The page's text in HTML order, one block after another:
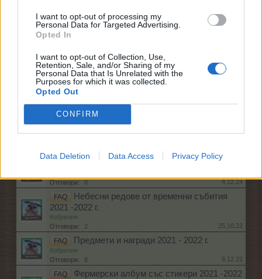
I want to opt-out of processing my
Personal Data for Targeted Advertising.
Opted In
I want to opt-out of Collection, Use,
Retention, Sale, and/or Sharing of my
Personal Data that Is Unrelated with the
Purposes for which it was collected.
Opted Out
CONFIRM
Data Deletion Data Access Privacy Policy
Кобрелия
Отговори:
2
Отговори:
0
FAQ
Фермерски албум със стикери 2023 -
2024 г.
Кобрелия
Отговори:
4 9.10.24
FAQ
Небесни редове от временни събития
Предмети и награди 2023 - 2024 г.
Отговори:
8 4.12.24
FAQ
Небесни редове от временни събития
2021 -2022 г.
Кобрелия
Отговори:
2 25.10.22
FAQ Предмети и награди 2021 - 2022 г.
Кобрелия
Отговори:
8 6.12.22
FAQ
Фермерски албум със стикери 2021 -2022